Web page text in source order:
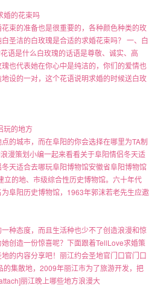
婚的花束吗
束的准备也是很重要的，各种颜色种类的玫
圣洁的白玫瑰是合适的求婚花束吗？ 一、白
语是什么白玫瑰的话语是尊敬、诚实、高
也代表她在你心中是纯洁的，你们的爱情也
设的一对，这个花语说明求婚的时候送白玫
玩的地方
的城市，而在阜阳的你会选择在哪里为TA制
漫策划小编一起来看看关于阜阳情侣冬天适
天适合去哪玩阜阳博物馆安徽省阜阳博物馆
的地、市级综合性历史博物馆。六十年代
阜阳历史博物馆，1963年郭沫若老先生应邀
种态度，而且生活种也少不了创造浪漫和惊
创造一份惊喜呢？下面跟着TellLove求婚策
的内容分享吧！丽江约会圣地官门口官门口
集散地，2009年丽江市为了旅游开发，把
丽江晚上哪些地方浪漫大